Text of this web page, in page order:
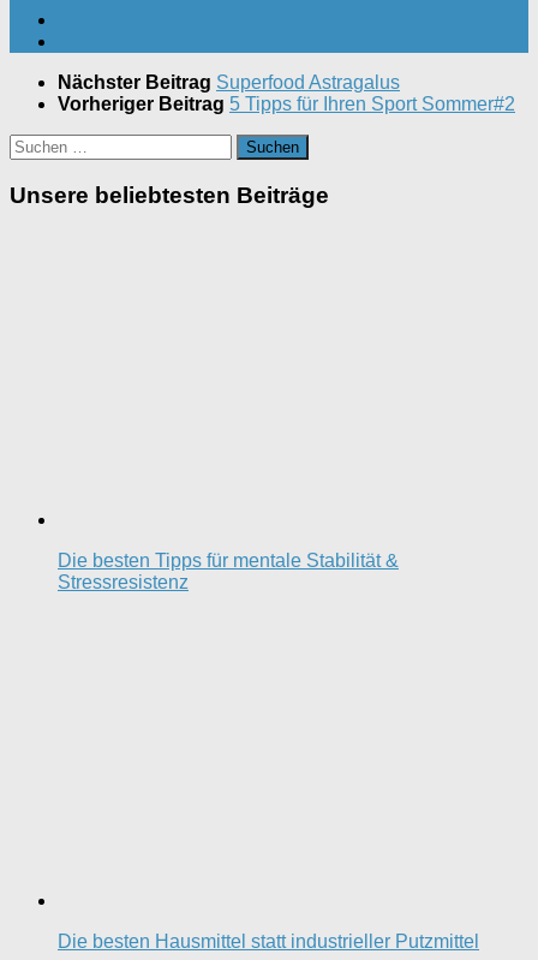
Nächster Beitrag Superfood Astragalus
Vorheriger Beitrag 5 Tipps für Ihren Sport Sommer#2
Suchen
nach:
Unsere beliebtesten Beiträge
Die besten Tipps für mentale Stabilität &
Stressresistenz
Die besten Hausmittel statt industrieller Putzmittel